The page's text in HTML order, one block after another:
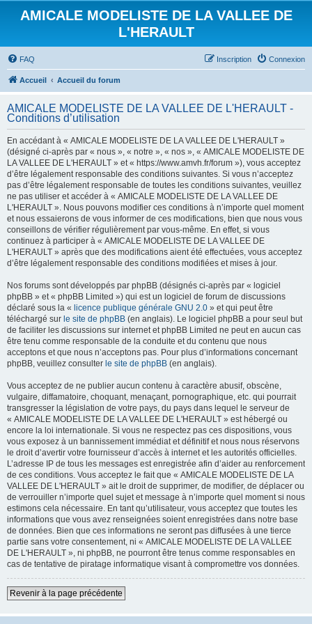
AMICALE MODELISTE DE LA VALLEE DE
L'HERAULT
FAQ Connexion
Inscription
Accueil Accueil du forum
AMICALE MODELISTE DE LA VALLEE DE L'HERAULT -
Conditions d’utilisation
En accédant à « AMICALE MODELISTE DE LA VALLEE DE L'HERAULT »
(désigné ci-après par « nous », « notre », « nos », « AMICALE MODELISTE DE
LA VALLEE DE L'HERAULT » et « https://www.amvh.fr/forum »), vous acceptez
d’être légalement responsable des conditions suivantes. Si vous n’acceptez
pas d’être légalement responsable de toutes les conditions suivantes, veuillez
ne pas utiliser et accéder à « AMICALE MODELISTE DE LA VALLEE DE
L'HERAULT ». Nous pouvons modifier ces conditions à n’importe quel moment
et nous essaierons de vous informer de ces modifications, bien que nous vous
conseillons de vérifier régulièrement par vous-même. En effet, si vous
continuez à participer à « AMICALE MODELISTE DE LA VALLEE DE
L'HERAULT » après que des modifications aient été effectuées, vous acceptez
d’être légalement responsable des conditions modifiées et mises à jour.
Nos forums sont développés par phpBB (désignés ci-après par « logiciel
phpBB » et « phpBB Limited ») qui est un logiciel de forum de discussions
déclaré sous la « licence publique générale GNU 2.0 » et qui peut être
téléchargé sur le site de phpBB (en anglais). Le logiciel phpBB a pour seul but
de faciliter les discussions sur internet et phpBB Limited ne peut en aucun cas
être tenu comme responsable de la conduite et du contenu que nous
acceptons et que nous n’acceptons pas. Pour plus d’informations concernant
phpBB, veuillez consulter le site de phpBB (en anglais).
Vous acceptez de ne publier aucun contenu à caractère abusif, obscène,
vulgaire, diffamatoire, choquant, menaçant, pornographique, etc. qui pourrait
transgresser la législation de votre pays, du pays dans lequel le serveur de
« AMICALE MODELISTE DE LA VALLEE DE L'HERAULT » est hébergé ou
encore la loi internationale. Si vous ne respectez pas ces dispositions, vous
vous exposez à un bannissement immédiat et définitif et nous nous réservons
le droit d’avertir votre fournisseur d’accès à internet et les autorités officielles.
L’adresse IP de tous les messages est enregistrée afin d’aider au renforcement
de ces conditions. Vous acceptez le fait que « AMICALE MODELISTE DE LA
VALLEE DE L'HERAULT » ait le droit de supprimer, de modifier, de déplacer ou
de verrouiller n’importe quel sujet et message à n’importe quel moment si nous
estimons cela nécessaire. En tant qu’utilisateur, vous acceptez que toutes les
informations que vous avez renseignées soient enregistrées dans notre base
de données. Bien que ces informations ne seront pas diffusées à une tierce
partie sans votre consentement, ni « AMICALE MODELISTE DE LA VALLEE
DE L'HERAULT », ni phpBB, ne pourront être tenus comme responsables en
cas de tentative de piratage informatique visant à compromettre vos données.
Revenir à la page précédente